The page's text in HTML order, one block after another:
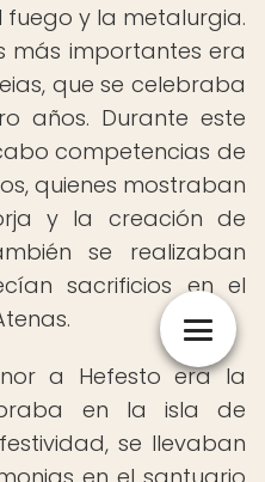
y la metalurgia.
más importantes era
que se celebraba
años. Durante este
competencias de
quienes mostraban
y la creación de
se realizaban
sacrificios en el
a Hefesto era la
en la isla de
se llevaban